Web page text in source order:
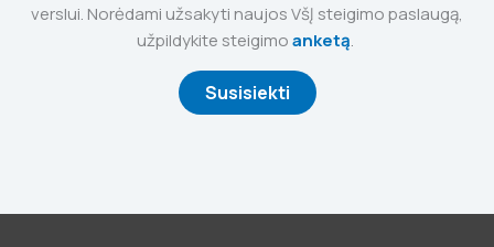
verslui. Norėdami užsakyti naujos VšĮ steigimo paslaugą,
užpildykite steigimoanketą.
Susisiekti